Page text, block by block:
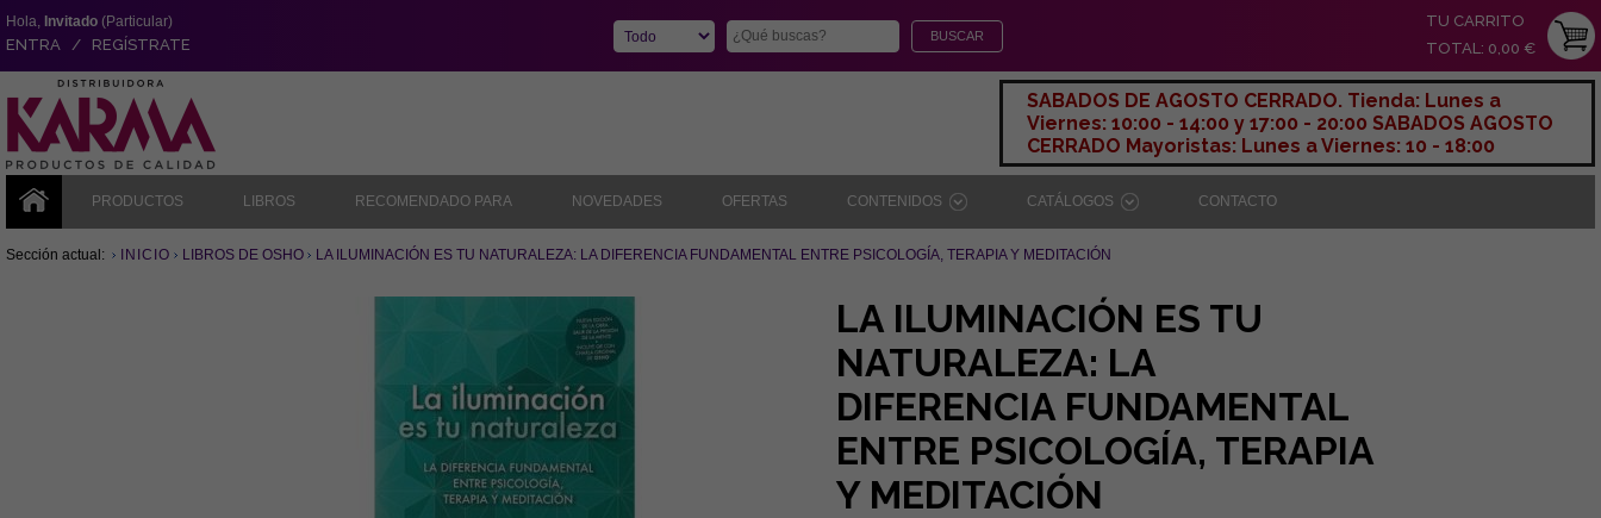
Hola, Invitado (Particular)
ENTRA / REGÍSTRATE
TU CARRITO
TOTAL: 0,00 €
SABADOS DE AGOSTO CERRADO. Tienda: Lunes a
Viernes: 10:00 - 14:00 y 17:00 - 20:00 SABADOS AGOSTO
CERRADO Mayoristas: Lunes a Viernes: 10 - 18:00
PRODUCTOS LIBROS RECOMENDADO PARA NOVEDADES OFERTAS CONTENIDOS CATÁLOGOS CONTACTO
Sección actual: INICIO LIBROS DE OSHO LA ILUMINACIÓN ES TU NATURALEZA: LA DIFERENCIA FUNDAMENTAL ENTRE PSICOLOGÍA, TERAPIA Y MEDITACIÓN
LA ILUMINACIÓN ES TU
NATURALEZA: LA
DIFERENCIA FUNDAMENTAL
ENTRE PSICOLOGÍA, TERAPIA
Y MEDITACIÓN